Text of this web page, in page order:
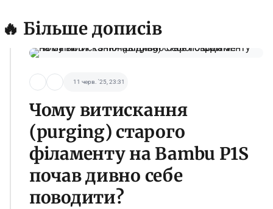
🔥 Більше дописів
11 черв. '25, 23:31
Чому витискання
(purging) старого
філаменту на Bambu P1S
почав дивно себе
поводити?